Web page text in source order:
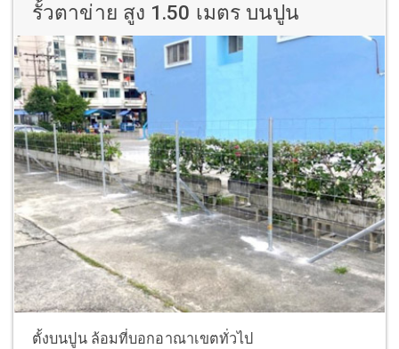
รั้วตาข่าย สูง 1.50 เมตร บนปูน
ตั้งบนปูน ล้อมที่บอกอาณาเขตทั่วไป